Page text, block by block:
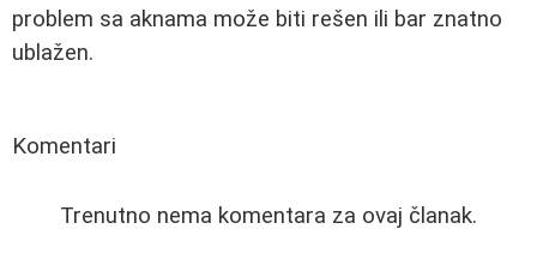
problem sa aknama može biti rešen ili bar znatno
ublažen.
Komentari
Trenutno nema komentara za ovaj članak.